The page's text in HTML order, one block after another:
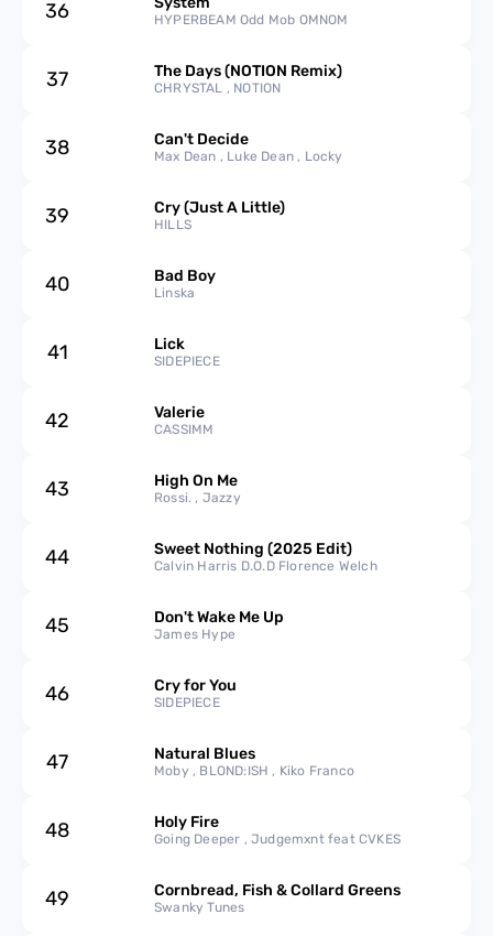
36 HYPERBEAM Odd Mob OMNOM
37 The Days (NOTION Remix)
CHRYSTAL , NOTION
38 Can't Decide
Max Dean , Luke Dean , Locky
39 Cry (Just A Little)
HILLS
40 Bad Boy
Linska
41 Lick
SIDEPIECE
42 Valerie
CASSIMM
43 High On Me
Rossi. , Jazzy
44 Sweet Nothing (2025 Edit)
Calvin Harris D.O.D Florence Welch
45 Don't Wake Me Up
James Hype
46 Cry for You
SIDEPIECE
47 Natural Blues
Moby , BLOND:ISH , Kiko Franco
48 Holy Fire
Going Deeper , Judgemxnt feat CVKES
49 Cornbread, Fish & Collard Greens
Swanky Tunes